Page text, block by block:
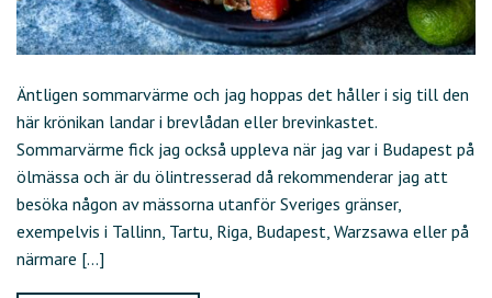
Äntligen sommarvärme och jag hoppas det håller i sig till den
här krönikan landar i brevlådan eller brevinkastet.
Sommarvärme fick jag också uppleva när jag var i Budapest på
ölmässa och är du ölintresserad då rekommenderar jag att
besöka någon av mässorna utanför Sveriges gränser,
exempelvis i Tallinn, Tartu, Riga, Budapest, Warzsawa eller på
närmare […]